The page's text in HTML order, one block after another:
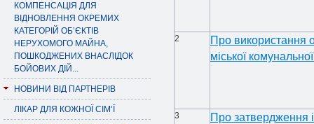
КОМПЕНСАЦІЯ ДЛЯ
ВІДНОВЛЕННЯ ОКРЕМИХ
КАТЕГОРІЙ ОБ’ЄКТІВ
НЕРУХОМОГО МАЙНА,
ПОШКОДЖЕНИХ ВНАСЛІДОК
БОЙОВИХ ДІЙ...
НОВИНИ ВІД ПАРТНЕРІВ
ЛІКАР ДЛЯ КОЖНОЇ СІМ’Ї
2
Про використання
міської
3
Про затвердження